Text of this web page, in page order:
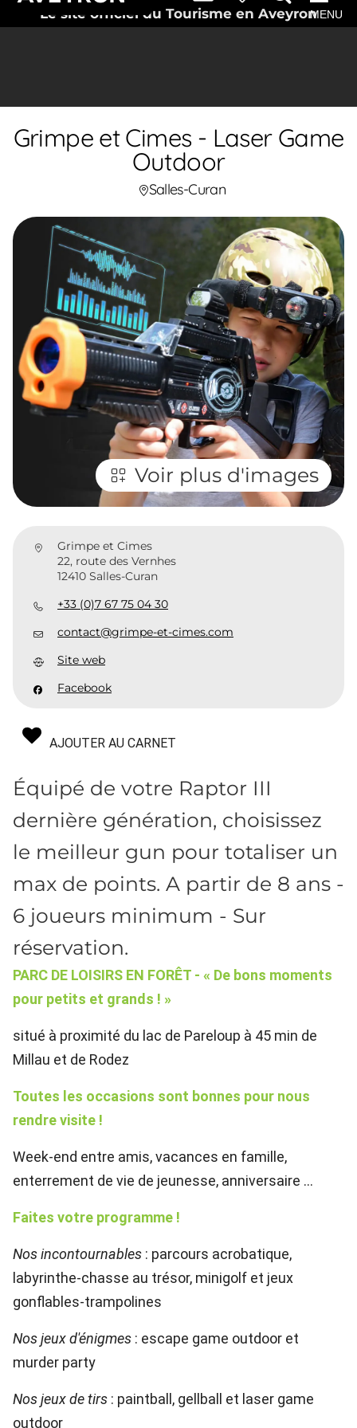
Le site officiel du Tourisme en AveyronMENU
Grimpe et Cimes - Laser Game
Outdoor
Salles-Curan
Voir plus d'images
Grimpe et Cimes
22, route des Vernhes
12410 Salles-Curan
+33 (0)7 67 75 04 30
contact@grimpe-et-cimes.com
Site web
Facebook
AJOUTER AU CARNET
Équipé de votre Raptor III
dernière génération, choisissez
le meilleur gun pour totaliser un
max de points. A partir de 8 ans -
6 joueurs minimum - Sur
réservation.
PARC DE LOISIRS EN FORÊT - « De bons moments
pour petits et grands ! »
situé à proximité du lac de Pareloup à 45 min de
Millau et de Rodez
Toutes les occasions sont bonnes pour nous
rendre visite !
Week-end entre amis, vacances en famille,
enterrement de vie de jeunesse, anniversaire ...
Faites votre programme !
Nos incontournables : parcours acrobatique,
labyrinthe-chasse au trésor, minigolf et jeux
gonflables-trampolines
Nos jeux d'énigmes : escape game outdoor et
murder party
Nos jeux de tirs : paintball, gellball et laser game
outdoor